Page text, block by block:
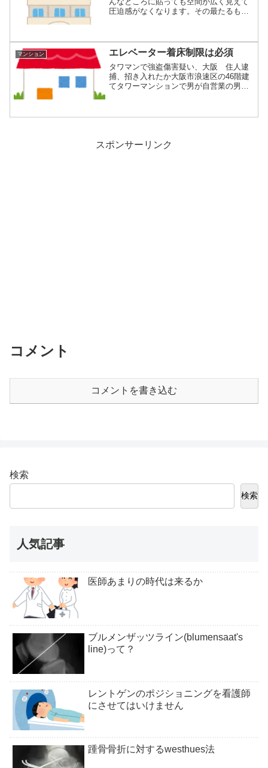
圧迫感がなくなります。その最たるもの
マンション エレベーター着床制限は必須
タワマンで強盗傷害疑い、大阪 住人逮
捕、招き入れたか大阪市浪速区の46階建
てタワーマンションで男が自営業の男性
スポンサーリンク
コメント
コメントを書き込む
検索
検索
人気記事
医師あまりの時代は来るか
ブルメンザッツライン(blumensaat's
line)って？
レントゲンのポジショニングを看護師
にさせてはいけません
踵骨骨折に対するwesthues法